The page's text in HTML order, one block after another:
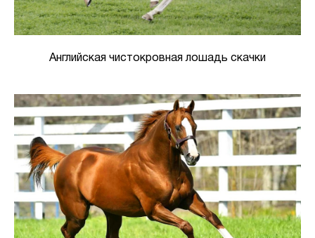
Английская чистокровная лошадь скачки